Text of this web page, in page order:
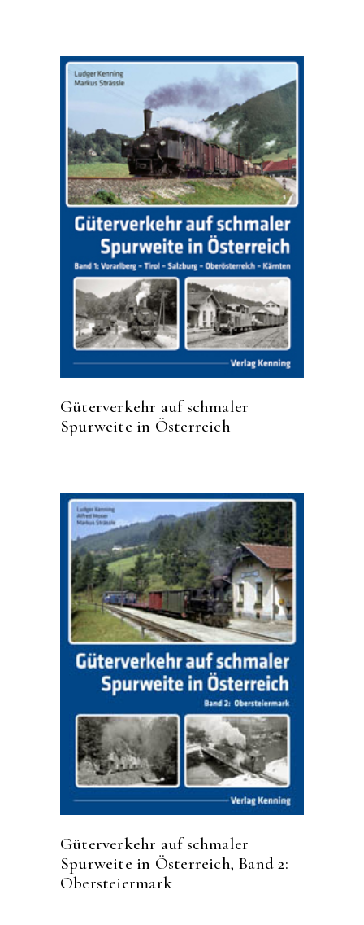
Güterverkehr auf schmaler
Spurweite in Österreich
Güterverkehr auf schmaler
Spurweite in Österreich, Band 2:
Obersteiermark